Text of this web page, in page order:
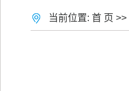
当前位置: 首 页 >>